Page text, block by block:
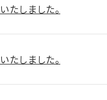
たしました。
たしました。